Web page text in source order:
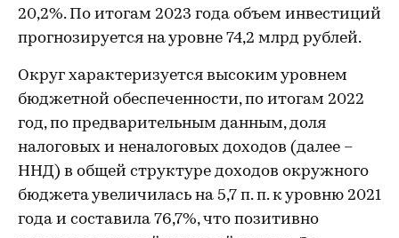
20,2%. По итогам 2023 года объем инвестиций
прогнозируется на уровне 74,2 млрд рублей.
Округ характеризуется высоким уровнем
бюджетной обеспеченности, по итогам 2022
год, по предварительным данным, доля
налоговых и неналоговых доходов (далее –
ННД) в общей структуре доходов окружного
бюджета увеличилась на 5,7 п. п. к уровню 2021
года и составила 76,7%, что позитивно